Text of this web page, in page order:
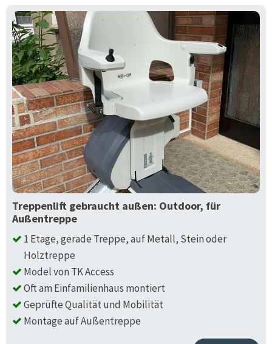
Treppenlift gebraucht außen: Outdoor, für
Außentreppe
1 Etage, gerade Treppe, auf Metall, Stein oder
Holztreppe
Model von TK Access
Oft am Einfamilienhaus montiert
Geprüfte Qualität und Mobilität
Montage auf Außentreppe